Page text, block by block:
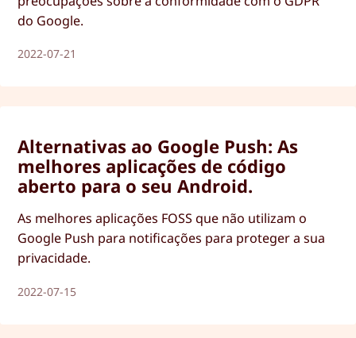
do Google.
2022-07-21
Alternativas ao Google Push: As
melhores aplicações de código
aberto para o seu Android.
As melhores aplicações FOSS que não utilizam o
Google Push para notificações para proteger a sua
privacidade.
2022-07-15